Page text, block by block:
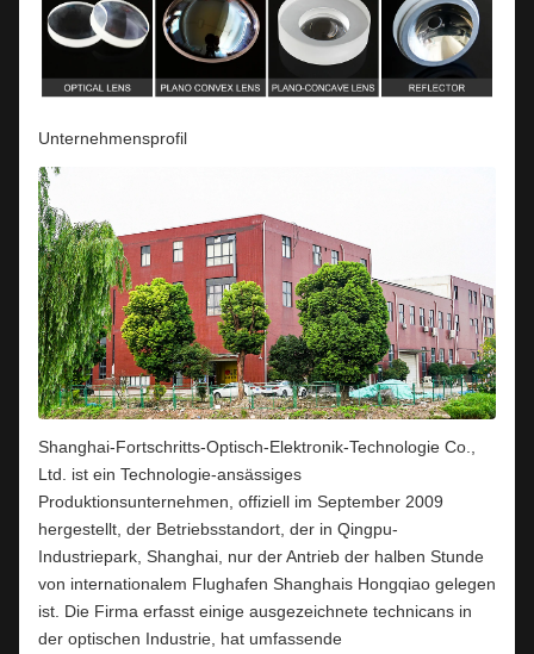
Unternehmensprofil
Shanghai-Fortschritts-Optisch-Elektronik-Technologie Co.,
Ltd. ist ein Technologie-ansässiges
Produktionsunternehmen, offiziell im September 2009
hergestellt, der Betriebsstandort, der in Qingpu-
Industriepark, Shanghai, nur der Antrieb der halben Stunde
von internationalem Flughafen Shanghais Hongqiao gelegen
ist. Die Firma erfasst einige ausgezeichnete technicans in
der optischen Industrie, hat umfassende